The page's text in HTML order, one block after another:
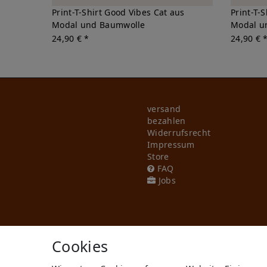
Print-T-Shirt Good Vibes Cat aus
Modal und Baumwolle
24,90 € *
Print-T-
Modal
24,90 € *
versand
bezahlen
Widerrufs­recht
Impressum
Store
FAQ
Jobs
Cookies